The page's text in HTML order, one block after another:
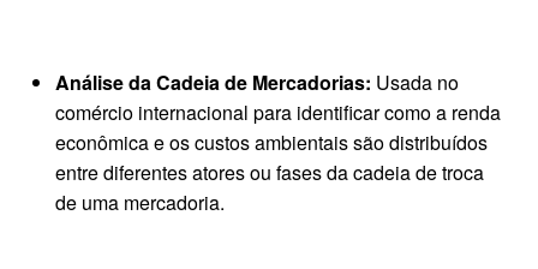
Análise da Cadeia de Mercadorias: Usada no
comércio internacional para identificar como a renda
econômica e os custos ambientais são distribuídos
entre diferentes atores ou fases da cadeia de troca
de uma mercadoria.